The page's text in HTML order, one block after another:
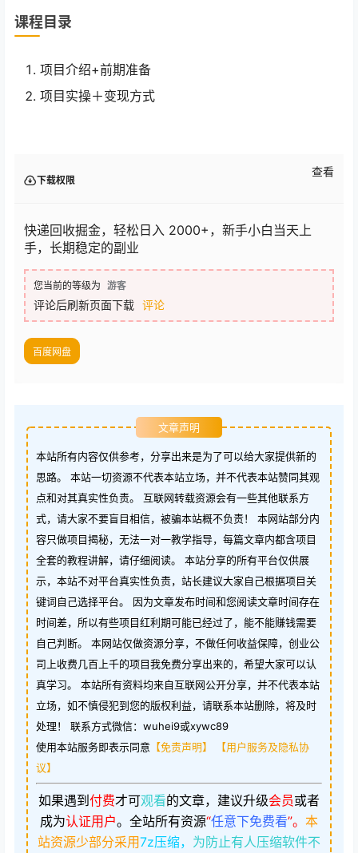
课程目录
项目介绍+前期准备
项目实操＋变现方式
下载权限
查看
快递回收掘金，轻松日入 2000+，新手小白当天上
手，长期稳定的副业
您当前的等级为 游客
评论后刷新页面下载 评论
百度网盘
文章声明
本站所有内容仅供参考，分享出来是为了可以给大家提供新的
思路。 本站一切资源不代表本站立场，并不代表本站赞同其观
点和对其真实性负责。 互联网转载资源会有一些其他联系方
式，请大家不要盲目相信，被骗本站概不负责！ 本网站部分内
容只做项目揭秘，无法一对一教学指导，每篇文章内都含项目
全套的教程讲解，请仔细阅读。 本站分享的所有平台仅供展
示，本站不对平台真实性负责，站长建议大家自己根据项目关
键词自己选择平台。 因为文章发布时间和您阅读文章时间存在
时间差，所以有些项目红利期可能已经过了，能不能赚钱需要
自己判断。 本网站仅做资源分享，不做任何收益保障，创业公
司上收费几百上千的项目我免费分享出来的，希望大家可以认
真学习。 本站所有资料均来自互联网公开分享，并不代表本站
立场，如不慎侵犯到您的版权利益，请联系本站删除，将及时
处理！ 联系方式微信：wuhei9或xywc89
使用本站服务即表示同意 【免责声明】
【用户服务及隐私协
议】
如果遇到付费才可观看的文章，建议升级会员或者
成为认证用户。 全站所有资源“任意下免费看”。 本
站资源少部分采用7z压缩， 为防止有人压缩软件不